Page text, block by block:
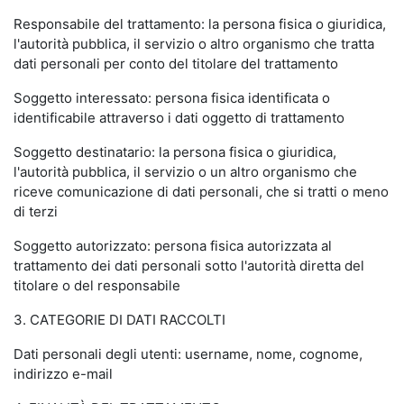
Responsabile del trattamento: la persona fisica o giuridica,
l'autorità pubblica, il servizio o altro organismo che tratta
dati personali per conto del titolare del trattamento
Soggetto interessato: persona fisica identificata o
identificabile attraverso i dati oggetto di trattamento
Soggetto destinatario: la persona fisica o giuridica,
l'autorità pubblica, il servizio o un altro organismo che
riceve comunicazione di dati personali, che si tratti o meno
di terzi
Soggetto autorizzato: persona fisica autorizzata al
trattamento dei dati personali sotto l'autorità diretta del
titolare o del responsabile
3. CATEGORIE DI DATI RACCOLTI
Dati personali degli utenti: username, nome, cognome,
indirizzo e-mail